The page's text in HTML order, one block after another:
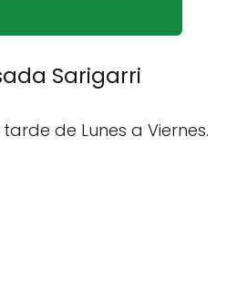
Sarigarri
de Lunes a Viernes.